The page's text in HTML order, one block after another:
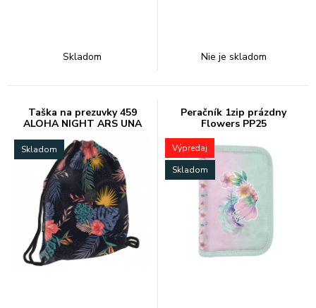
Skladom Nie je skladom
Taška na prezuvky 459
ALOHA NIGHT ARS UNA
Skladom
Peračník 1zip prázdny
Flowers PP25
Výpredaj
Skladom